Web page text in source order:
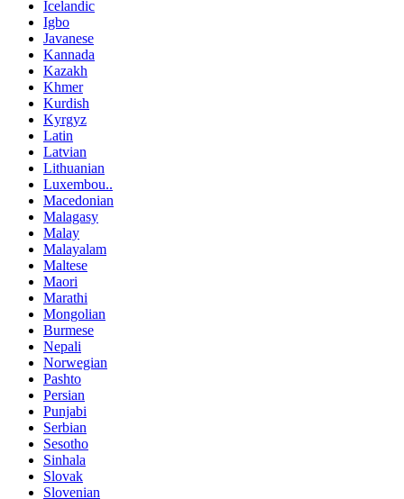
Icelandic
Igbo
Javanese
Kannada
Kazakh
Khmer
Kurdish
Kyrgyz
Latin
Latvian
Lithuanian
Luxembou..
Macedonian
Malagasy
Malay
Malayalam
Maltese
Maori
Marathi
Mongolian
Burmese
Nepali
Norwegian
Pashto
Persian
Punjabi
Serbian
Sesotho
Sinhala
Slovak
Slovenian